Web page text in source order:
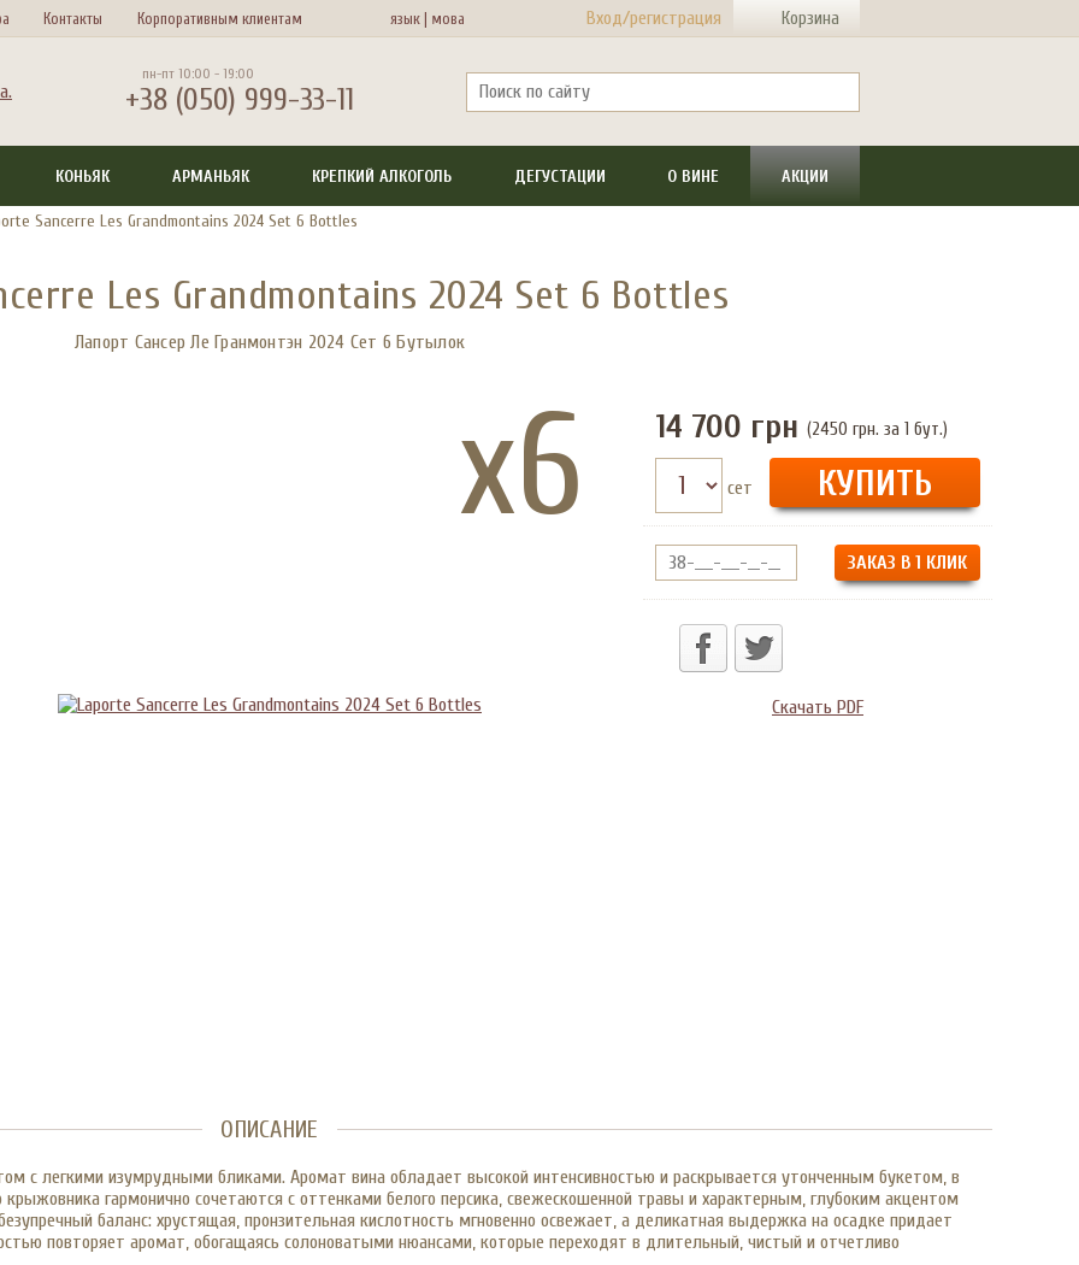
Контакты Корпоративным клиентам язык |мова Вход/регистрация Корзина
пн-пт 10:00 - 19:00
+38 (050) 999-33-11
КОНЬЯК АРМАНЬЯК КРЕПКИЙ АЛКОГОЛЬ ДЕГУСТАЦИИ О ВИНЕ АКЦИИ
Sancerre Les Grandmontains 2024 Set 6 Bottles
Les Grandmontains 2024 Set 6 Bottles
Лапорт Сансер Ле Гранмонтэн 2024 Сет 6 Бутылок
x6 14 700 грн (2450 грн. за 1 бут.)
сет
ЗАКАЗ В 1 КЛИК
Скачать PDF
ОПИСАНИЕ
с легкими изумрудными бликами. Аромат вина обладает высокой интенсивностью и раскрывается утонченным букетом, в
гармонично сочетаются с оттенками белого персика, свежескошенной травы и характерным, глубоким акцентом
баланс: хрустящая, пронзительная кислотность мгновенно освежает, а деликатная выдержка на осадке придает
повторяет аромат, обогащаясь солоноватыми нюансами, которые переходят в длительный, чистый и отчетливо